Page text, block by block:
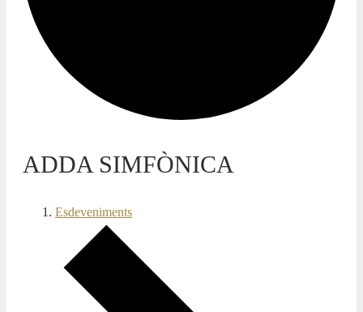
ADDA SIMFÒNICA
Esdeveniments